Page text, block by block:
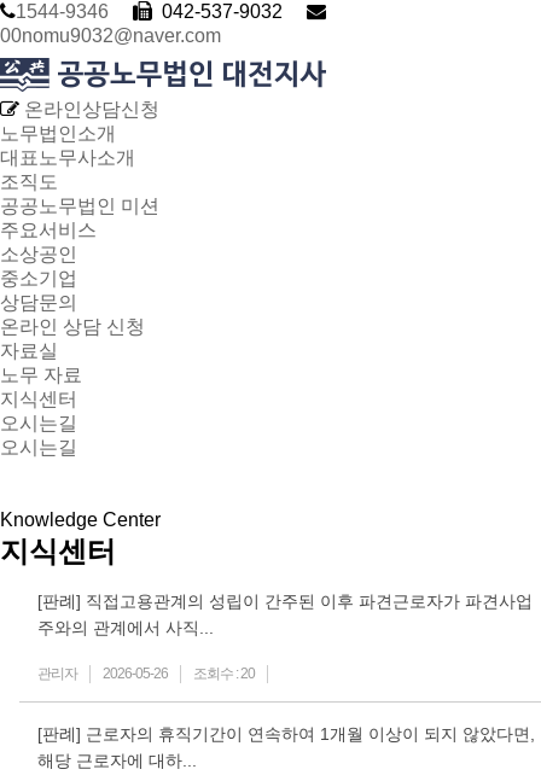
1544-9346
042-537-9032
00nomu9032@naver.com
온라인상담신청
노무법인소개
대표노무사소개
조직도
공공노무법인 미션
주요서비스
소상공인
중소기업
상담문의
온라인 상담 신청
자료실
노무 자료
지식센터
오시는길
오시는길
Knowledge Center
지식센터
[판례] 직접고용관계의 성립이 간주된 이후 파견근로자가 파견사업
주와의 관계에서 사직...
관리자 2026-05-26 조회수 :20
[판례] 근로자의 휴직기간이 연속하여 1개월 이상이 되지 않았다면,
해당 근로자에 대하...